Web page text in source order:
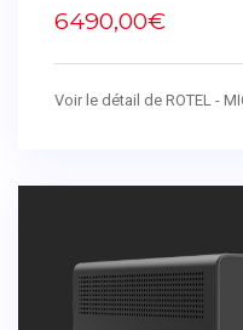
6490,00€
Voir le détail de ROTEL -